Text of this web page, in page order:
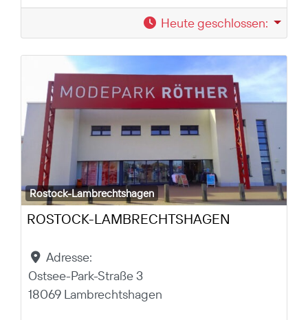
Heute geschlossen:
Rostock-Lambrechtshagen
ROSTOCK-LAMBRECHTSHAGEN
Adresse:
Ostsee-Park-Straße 3
18069 Lambrechtshagen